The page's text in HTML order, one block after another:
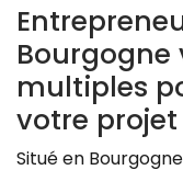
Bourgogne
multiples
votre
Situé en